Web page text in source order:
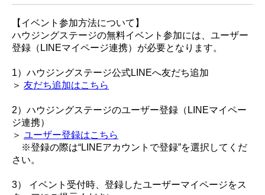
【イベント参加方法について】
ハウジングステージの無料イベント参加には、ユーザー
登録（LINEマイページ連携）が必要となります。
1）ハウジングステージ公式LINEへ友だち追加
＞ 友だち追加はこちら
2）ハウジングステージのユーザー登録（LINEマイペー
ジ連携）
＞ ユーザー登録はこちら
※登録の際は“LINEアカウントで登録”を選択してくだ
さい。
3） イベント受付時、登録したユーザーマイページをス